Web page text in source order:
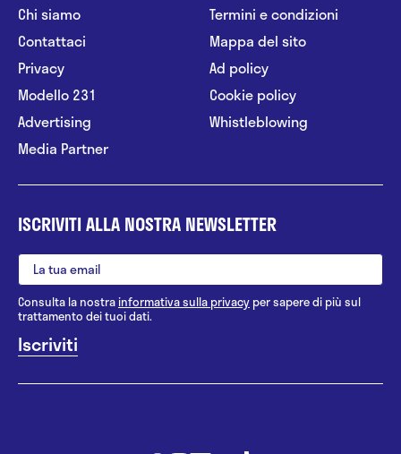
Chi siamo
Contattaci
Privacy
Modello 231
Advertising
Media Partner
Termini e condizioni
Mappa del sito
Ad policy
Cookie policy
Whistleblowing
ISCRIVITI ALLA NOSTRA NEWSLETTER
Consulta la nostrainformativa sulla privacy per sapere di più sul
trattamento dei tuoi dati.